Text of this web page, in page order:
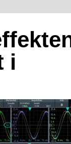
i